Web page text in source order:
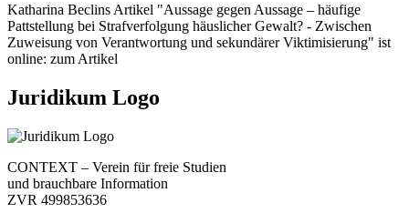
Katharina Beclins Artikel "Aussage gegen Aussage – häufige
Pattstellung bei Strafverfolgung häuslicher Gewalt? - Zwischen
Zuweisung von Verantwortung und sekundärer Viktimisierung" ist
online: zum Artikel
Juridikum Logo
CONTEXT – Verein für freie Studien
und brauchbare Information
ZVR 499853636